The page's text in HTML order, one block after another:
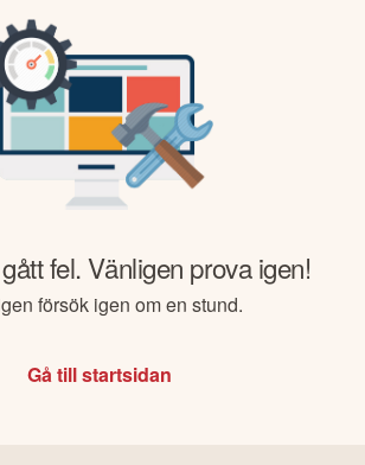
fel. Vänligen prova igen!
försök igen om en stund.
Gå till startsidan